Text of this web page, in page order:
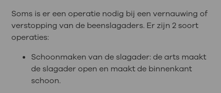
Soms is er een operatie nodig bij een vernauwing of
verstopping van de beenslagaders. Er zijn 2 soort
operaties:
Schoonmaken van de slagader: de arts maakt
de slagader open en maakt de binnenkant
schoon.